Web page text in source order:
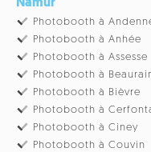
Namur
Photobooth à
Photobooth à Anhée
Photobooth à Assesse
Photobooth à
Photobooth à Bièvre
Photobooth à
Photobooth à Ciney
Photobooth à Couvin